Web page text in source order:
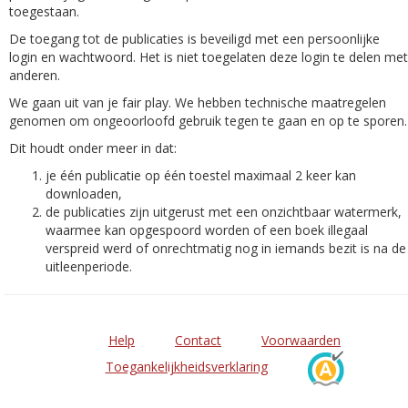
toegestaan.
De toegang tot de publicaties is beveiligd met een persoonlijke
login en wachtwoord. Het is niet toegelaten deze login te delen met
anderen.
We gaan uit van je fair play. We hebben technische maatregelen
genomen om ongeoorloofd gebruik tegen te gaan en op te sporen.
Dit houdt onder meer in dat:
je één publicatie op één toestel maximaal 2 keer kan
downloaden,
de publicaties zijn uitgerust met een onzichtbaar watermerk,
waarmee kan opgespoord worden of een boek illegaal
verspreid werd of onrechtmatig nog in iemands bezit is na de
uitleenperiode.
Help Contact
Voorwaarden
Toegankelijkheidsverklaring